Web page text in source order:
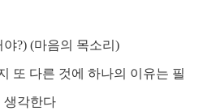
?) (마음의 목소리)
또 다른 것에 하나의 이유는 필
생각한다